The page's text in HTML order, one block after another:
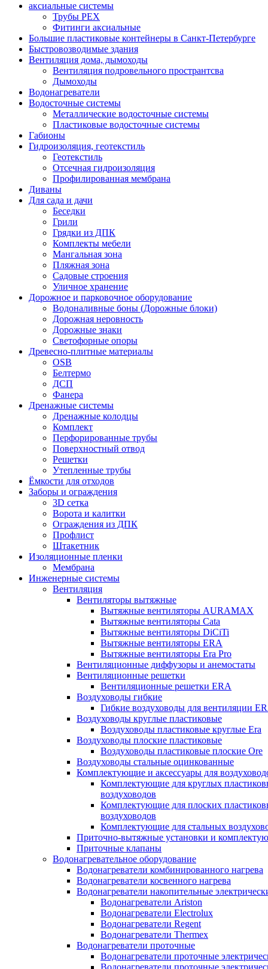
аксиальные системы
Трубы PEX
Фитинги аксиальные
Большие пластиковые контейнеры в Санкт-Петербурге
Быстровозводимые здания
Вентиляция дома, дымоходы
Вентиляция подровельного пространтсва
Дымоходы
Водонагреватели
Водосточные системы
Металлические водосточные системы
Пластиковые водосточные системы
Габионы
Гидроизоляция, геотекстиль
Геотекстиль
Отсечная гидроизоляция
Профилированная мембрана
Диваны
Для сада и дачи
Беседки
Грили
Грядки из ДПК
Комплекты мебели
Мангальная зона
Пляжная зона
Садовые строения
Уличное хранение
Дорожное и парковочное оборудование
Водоналивные боны (Дорожные блоки)
Дорожная неровность
Дорожные знаки
Светофорные опоры
Древесно-плитные материалы
OSB
Белтермо
ДСП
Фанера
Дренажные системы
Дренажные колодцы
Комплект
Перфорированные трубы
Поверхностный отвод
Решетки
Утепленные трубы
Ёмкости для отходов
Заборы и ограждения
3D сетка
Ворота и калитки
Ограждения из ДПК
Профлист
Штакетник
Изоляционные пленки
Мембрана
Инженерные системы
Вентиляция
Вентиляторы вытяжные
Вытяжные вентиляторы AURAMAX
Вытяжные вентиляторы Cata
Вытяжные вентиляторы DiCiTi
Вытяжные вентиляторы ERA
Вытяжные вентиляторы Era Pro
Вентиляционные диффузоры и анемостаты
Вентиляционные решетки
Вентиляционные решетки ERA
Воздуховоды гибкие
Гибкие воздуховоды для вентиляции
Воздуховоды круглые пластиковые
Воздуховоды пластиковые круглые Era
Воздуховоды плоские пластиковые
Воздуховоды пластиковые плоские Ore
Воздуховоды стальные оцинкованные
Комплектующие и аксессуары для
Комплектующие для круглых
воздуховодов
Комплектующие для плоских
воздуховодов
Комплектующие для стальных
Приточно-вытяжные установки и
Приточные клапаны
Водонагревательное оборудование
Водонагреватели комбинированного нагрева
Водонагреватели косвенного нагрева
Водонагреватели накопительные
Водонагреватели Ariston
Водонагреватели Electrolux
Водонагреватели Regent
Водонагреватели Thermex
Водонагреватели проточные
Водонагреватели проточные